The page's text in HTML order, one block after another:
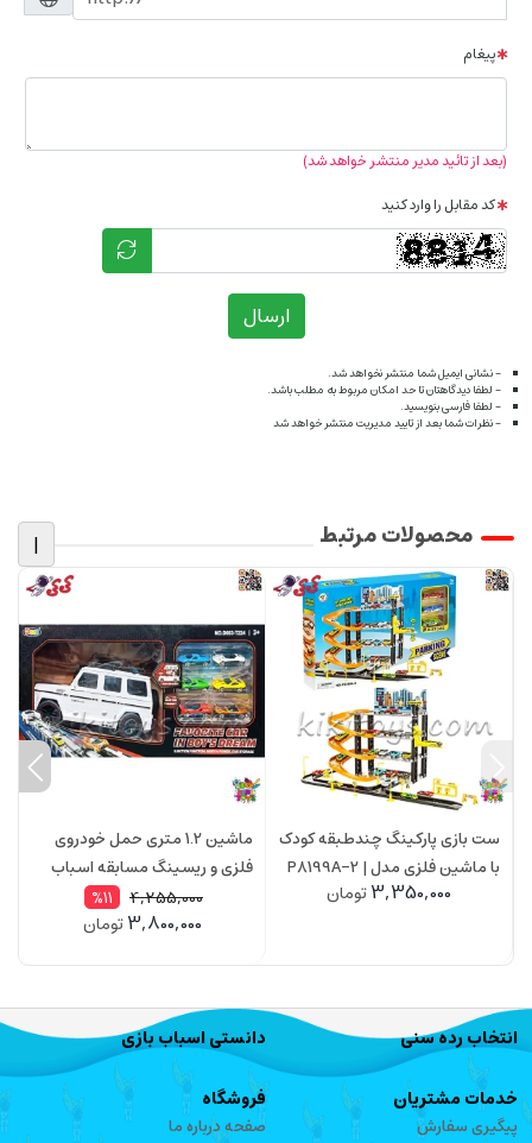
پیغام
(بعد از تائید مدیر منتشر خواهد شد)
کد مقابل را وارد کنید
ارسال
- نشانی ایمیل شما منتشر نخواهد شد.
- لطفا دیدگاهتان تا حد امکان مربوط به مطلب باشد.
- لطفا فارسی بنویسید.
- نظرات شما بعد از تایید مدیریت منتشر خواهد شد
محصولات مرتبط |
ست بازی پارکینگ چندطبقه کودک
با ماشین فلزی مدل P8199A-2 |
Parking Scene 4 Level Garage
3,350,000تومان
ماشین 1.2 متری حمل خودروی
فلزی و ریسینگ مسابقه اسباب
4,255,000
%11
3,800,000تومان
انتخاب رده سنی دانستی اسباب بازی
خدمات مشتریان
پیگیری سفارش
فروشگاه
صفحه درباره ما